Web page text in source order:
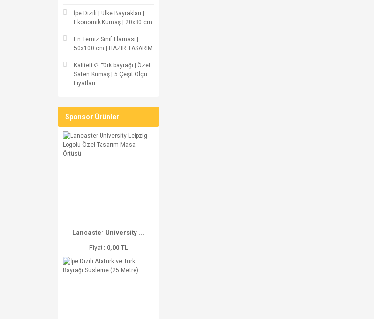
İpe Dizili | Ülke Bayrakları |
Ekonomik Kumaş | 20x30 cm
En Temiz Sınıf Flaması |
50x100 cm | HAZIR TASARIM
Kaliteli ☪ Türk bayrağı | Özel
Saten Kumaş | 5 Çeşit Ölçü
Fiyatları
Sponsor Ürünler
Lancaster University ...
Fiyat : 0,00 TL